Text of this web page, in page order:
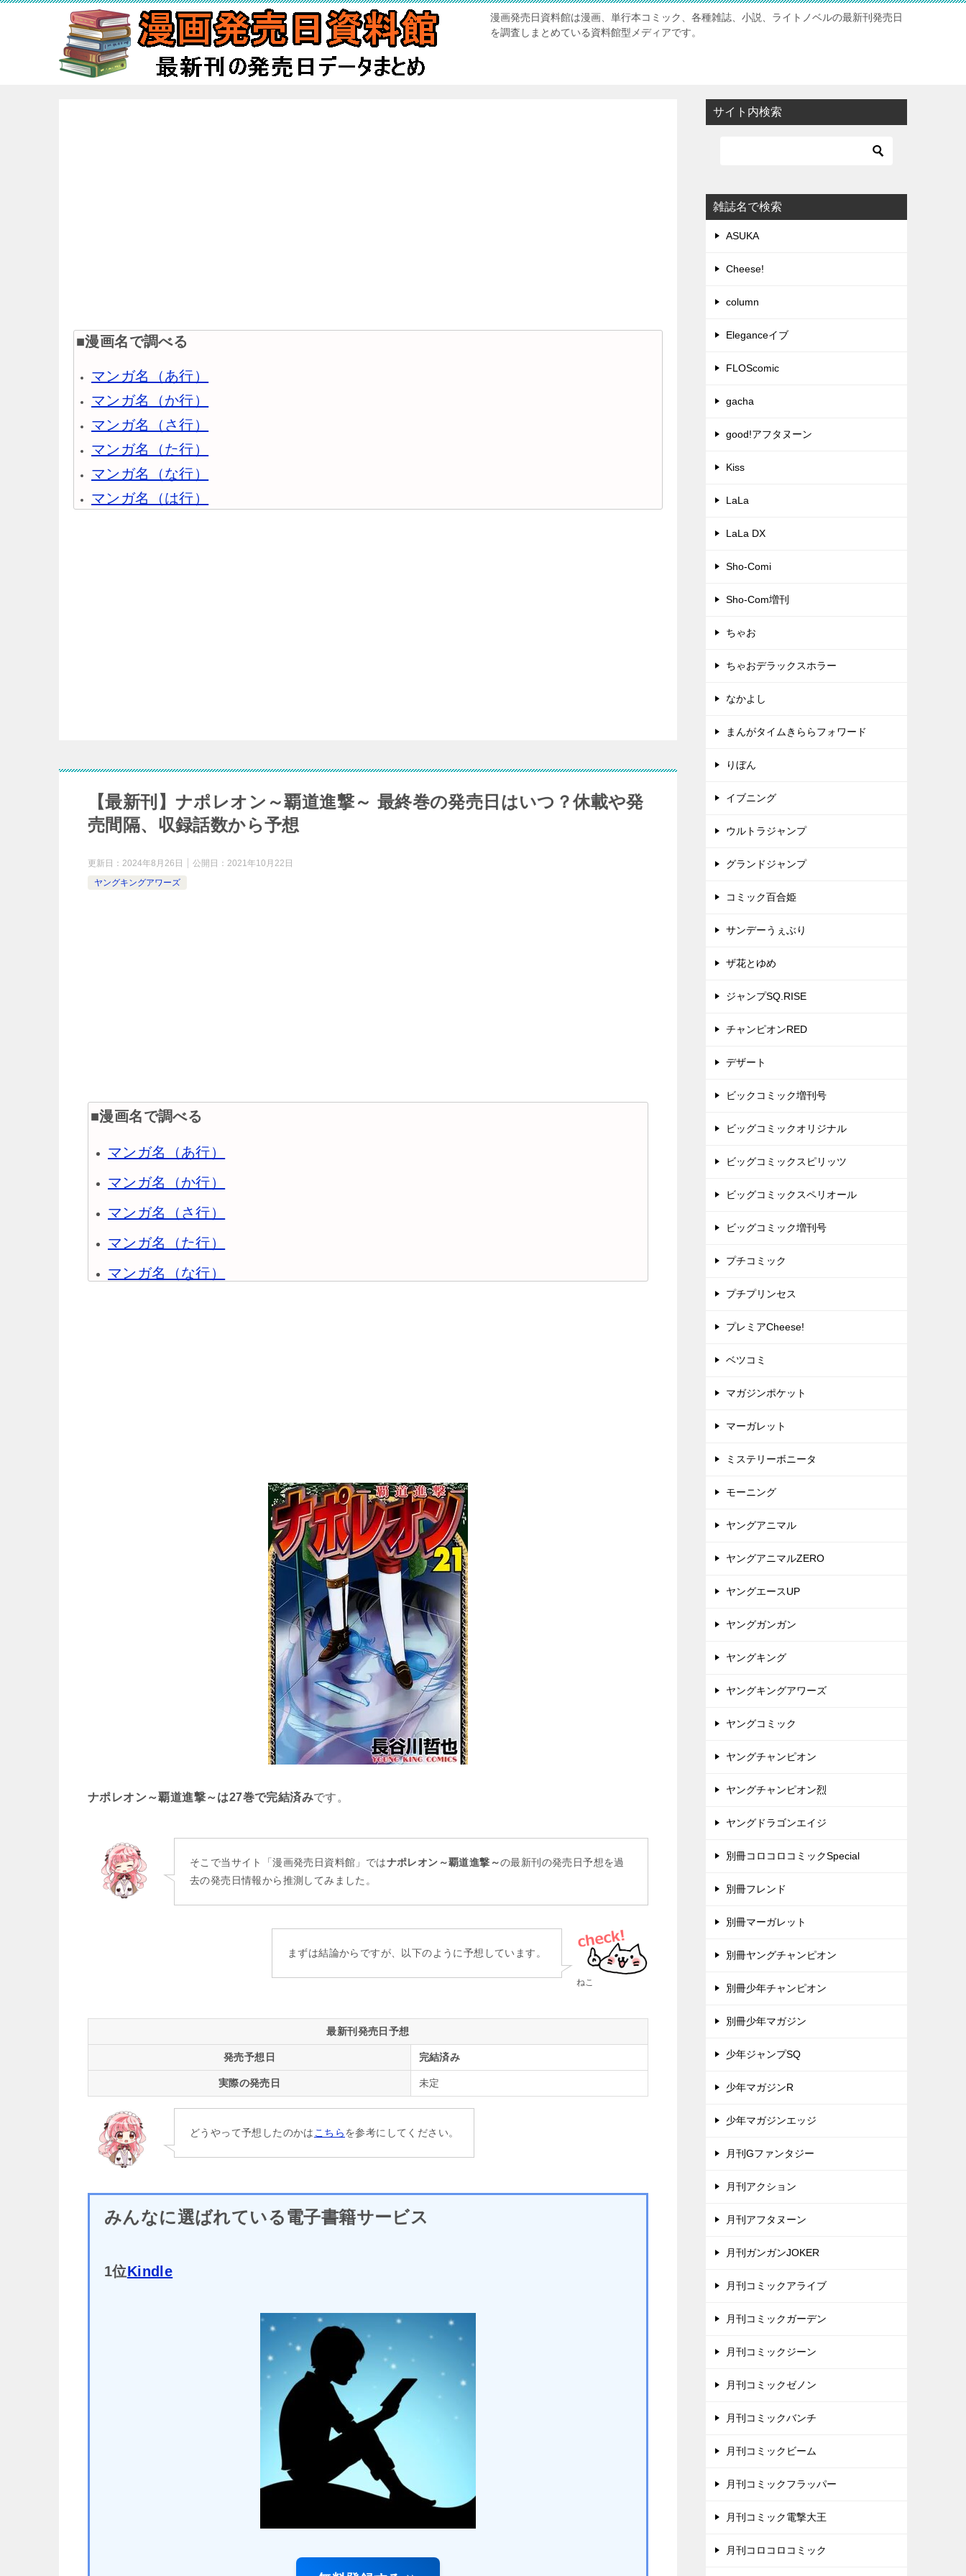
漫画発売日資料館は漫画、単行本コミック、各種雑誌、小説、ライトノベルの最新刊発売日
を調査しまとめている資料館型メディアです。
■漫画名で調べる
マンガ名（あ行）
マンガ名（か行）
マンガ名（さ行）
マンガ名（た行）
マンガ名（な行）
マンガ名（は行）
【最新刊】ナポレオン～覇道進撃～ 最終巻の発売日はいつ？休載や発
売間隔、収録話数から予想
更新日： 2024年8月26日 公開日： 2021年10月22日
ヤングキングアワーズ
■漫画名で調べる
マンガ名（あ行）
マンガ名（か行）
マンガ名（さ行）
マンガ名（た行）
マンガ名（な行）
ナポレオン～覇道進撃～は27巻で完結済みです。
そこで当サイト「漫画発売日資料館」ではナポレオン～覇道進撃～の最新刊の発売日予想を過
去の発売日情報から推測してみました。
ねこ
まずは結論からですが、以下のように予想しています。
最新刊発売日予想
発売予想日 完結済み
実際の発売日 未定
どうやって予想したのかは こちらを参考にしてください。
みんなに選ばれている電子書籍サービス
1位Kindle
サイト内検索
雑誌名で検索
ASUKA
Cheese!
column
Eleganceイブ
FLOScomic
gacha
good!アフタヌーン
Kiss
LaLa
LaLa DX
Sho-Comi
Sho-Com増刊
ちゃお
ちゃおデラックスホラー
なかよし
まんがタイムきららフォワード
りぼん
イブニング
ウルトラジャンプ
グランドジャンプ
コミック百合姫
サンデーうぇぶり
ザ花とゆめ
ジャンプSQ.RISE
チャンピオンRED
デザート
ビックコミック増刊号
ビッグコミックオリジナル
ビッグコミックスピリッツ
ビッグコミックスペリオール
ビッグコミック増刊号
プチコミック
プチプリンセス
プレミアCheese!
ベツコミ
マガジンポケット
マーガレット
ミステリーボニータ
モーニング
ヤングアニマル
ヤングアニマルZERO
ヤングエースUP
ヤングガンガン
ヤングキング
ヤングキングアワーズ
ヤングコミック
ヤングチャンピオン
ヤングチャンピオン烈
ヤングドラゴンエイジ
別冊コロコロコミックSpecial
別冊フレンド
別冊マーガレット
別冊ヤングチャンピオン
別冊少年チャンピオン
別冊少年マガジン
少年ジャンプSQ
少年マガジンR
少年マガジンエッジ
月刊Gファンタジー
月刊アクション
月刊アフタヌーン
月刊ガンガンJOKER
月刊コミックアライブ
月刊コミックガーデン
月刊コミックジーン
月刊コミックゼノン
月刊コミックバンチ
月刊コミックビーム
月刊コミックフラッパー
月刊コミック電撃大王
月刊コロコロコミック